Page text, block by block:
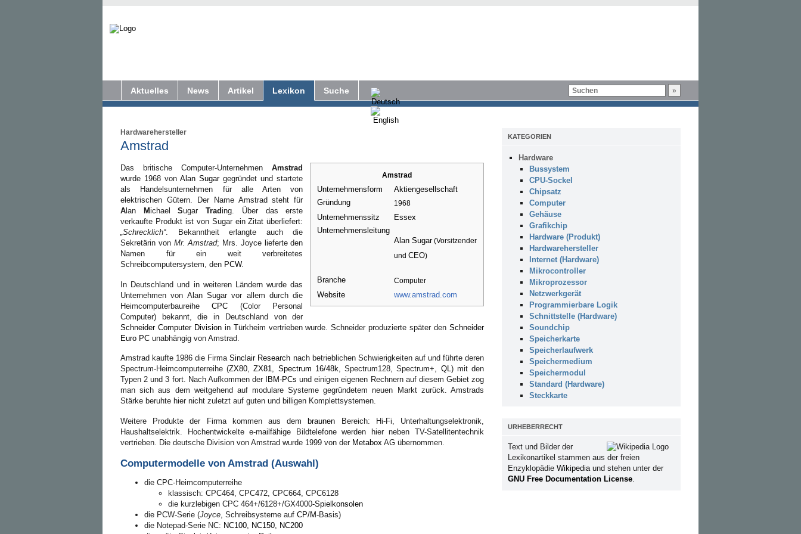
Aktuelles News Artikel Lexikon Suche
Hardwarehersteller
Amstrad
Amstrad
Unternehmensform
Aktiengesellschaft
Gründung
1968
Unternehmenssitz
Essex
Unternehmensleitung
Alan Sugar(Vorsitzender
und CEO)
Branche Computer
Website www.amstrad.com
Das britische Computer-UnternehmenAmstrad
wurde 1968 vonAlan Sugargegründet und startete
als Handelsunternehmen für alle Arten von
elektrischen Gütern. Der Name Amstrad steht für
A lan MichaelSugarTrading. Über das erste
verkaufte Produkt ist von Sugar ein Zitat überliefert:
„Schrecklich“. Bekanntheit erlangte auch die
Sekretärin von Mr. Amstrad; Mrs. Joyce lieferte den
Namen für ein weit verbreitetes
Schreibcomputersystem, den PCW.
In Deutschland und in weiteren Ländern wurde das
Unternehmen von Alan Sugar vor allem durch die
HeimcomputerbaureiheCPC (Color Personal
Computer) bekannt, die in Deutschland von der
Schneider Computer Divisionin Türkheim vertrieben wurde. Schneider produzierte später denSchneider
Euro PC unabhängig von Amstrad.
Amstrad kaufte 1986 die FirmaSinclair Research nach betrieblichen Schwierigkeiten auf und führte deren
Spectrum-Heimcomputerreihe (ZX80,ZX81, Spectrum 16/48k, Spectrum128, Spectrum+, QL) mit den
Typen 2 und 3 fort. Nach Aufkommen der IBM-PCs und einigen eigenen Rechnern auf diesem Gebiet zog
man sich aus dem weitgehend auf modulare Systeme gegründetem neuen Markt zurück. Amstrads
Stärke beruhte hier nicht zuletzt auf guten und billigen Komplettsystemen.
Weitere Produkte der Firma kommen aus dem braunen Bereich: Hi-Fi, Unterhaltungselektronik,
Haushaltselektrik. Hochentwickelte e-mailfähige Bildtelefone werden hier neben TV-Satellitentechnik
vertrieben. Die deutsche Division von Amstrad wurde 1999 von der Metabox AG übernommen.
Computermodelle von Amstrad (Auswahl)
die CPC-Heimcomputerreihe
klassisch: CPC464, CPC472, CPC664, CPC6128
die kurzlebigen CPC 464+/6128+/GX4000-Spielkonsolen
die PCW-Serie (Joyce , Schreibsysteme auf CP/M-Basis)
die Notepad-Serie NC: NC100, NC150, NC200
KATEGORIEN
Hardware
Bussystem
CPU-Sockel
Chipsatz
Computer
Gehäuse
Grafikchip
Hardware (Produkt)
Hardwarehersteller
Internet (Hardware)
Mikrocontroller
Mikroprozessor
Netzwerkgerät
Programmierbare Logik
Schnittstelle (Hardware)
Soundchip
Speicherkarte
Speicherlaufwerk
Speichermedium
Speichermodul
Standard (Hardware)
Steckkarte
URHEBERRECHT
Text und Bilder der
Lexikonartikel stammen aus der freien
Enzyklopädie Wikipediaund stehen unter der
GNU Free Documentation License.